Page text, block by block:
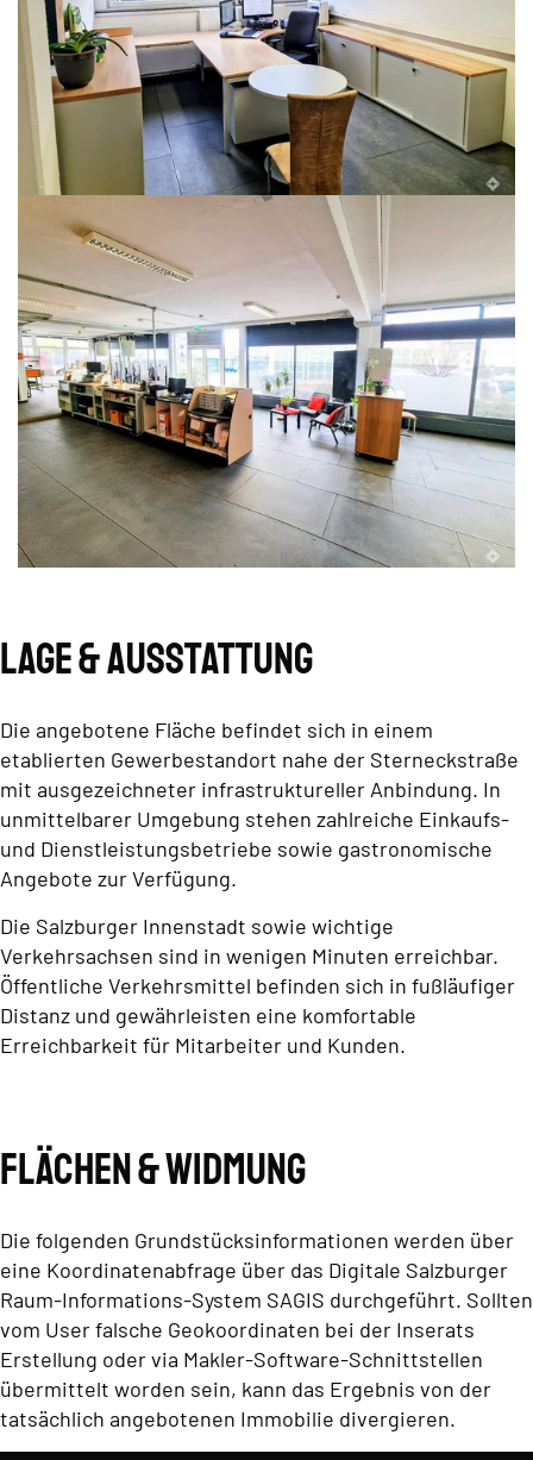
Lage & Ausstattung
Die angebotene Fläche befindet sich in einem
etablierten Gewerbestandort nahe der Sterneckstraße
mit ausgezeichneter infrastruktureller Anbindung. In
unmittelbarer Umgebung stehen zahlreiche Einkaufs-
und Dienstleistungsbetriebe sowie gastronomische
Angebote zur Verfügung.
Die Salzburger Innenstadt sowie wichtige
Verkehrsachsen sind in wenigen Minuten erreichbar.
Öffentliche Verkehrsmittel befinden sich in fußläufiger
Distanz und gewährleisten eine komfortable
Erreichbarkeit für Mitarbeiter und Kunden.
Flächen & Widmung
Die folgenden Grundstücksinformationen werden über
eine Koordinatenabfrage über das Digitale Salzburger
Raum-Informations-System SAGIS durchgeführt. Sollten
vom User falsche Geokoordinaten bei der Inserats
Erstellung oder via Makler-Software-Schnittstellen
übermittelt worden sein, kann das Ergebnis von der
tatsächlich angebotenen Immobilie divergieren.